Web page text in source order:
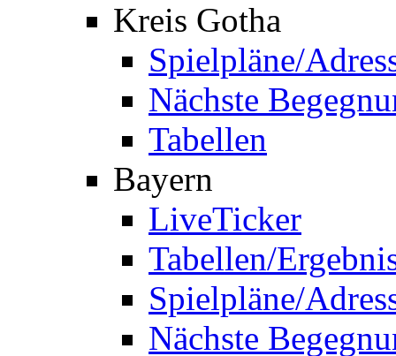
Kreis Gotha
Spielpläne/
Nächste
Tabellen
Bayern
LiveTicker
Tabellen/
Spielpläne/
Nächste